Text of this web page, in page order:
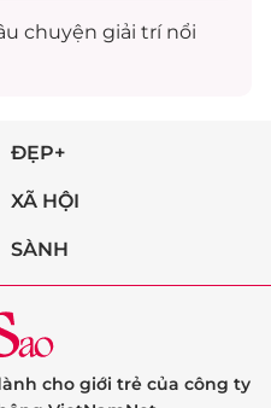
chuyện giải trínổi
ĐẸP+
XÃ HỘI
SÀNH
cho giới trẻ của công ty